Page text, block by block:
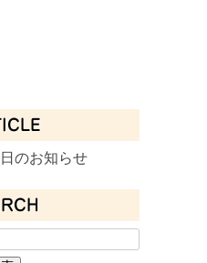
のお知らせ